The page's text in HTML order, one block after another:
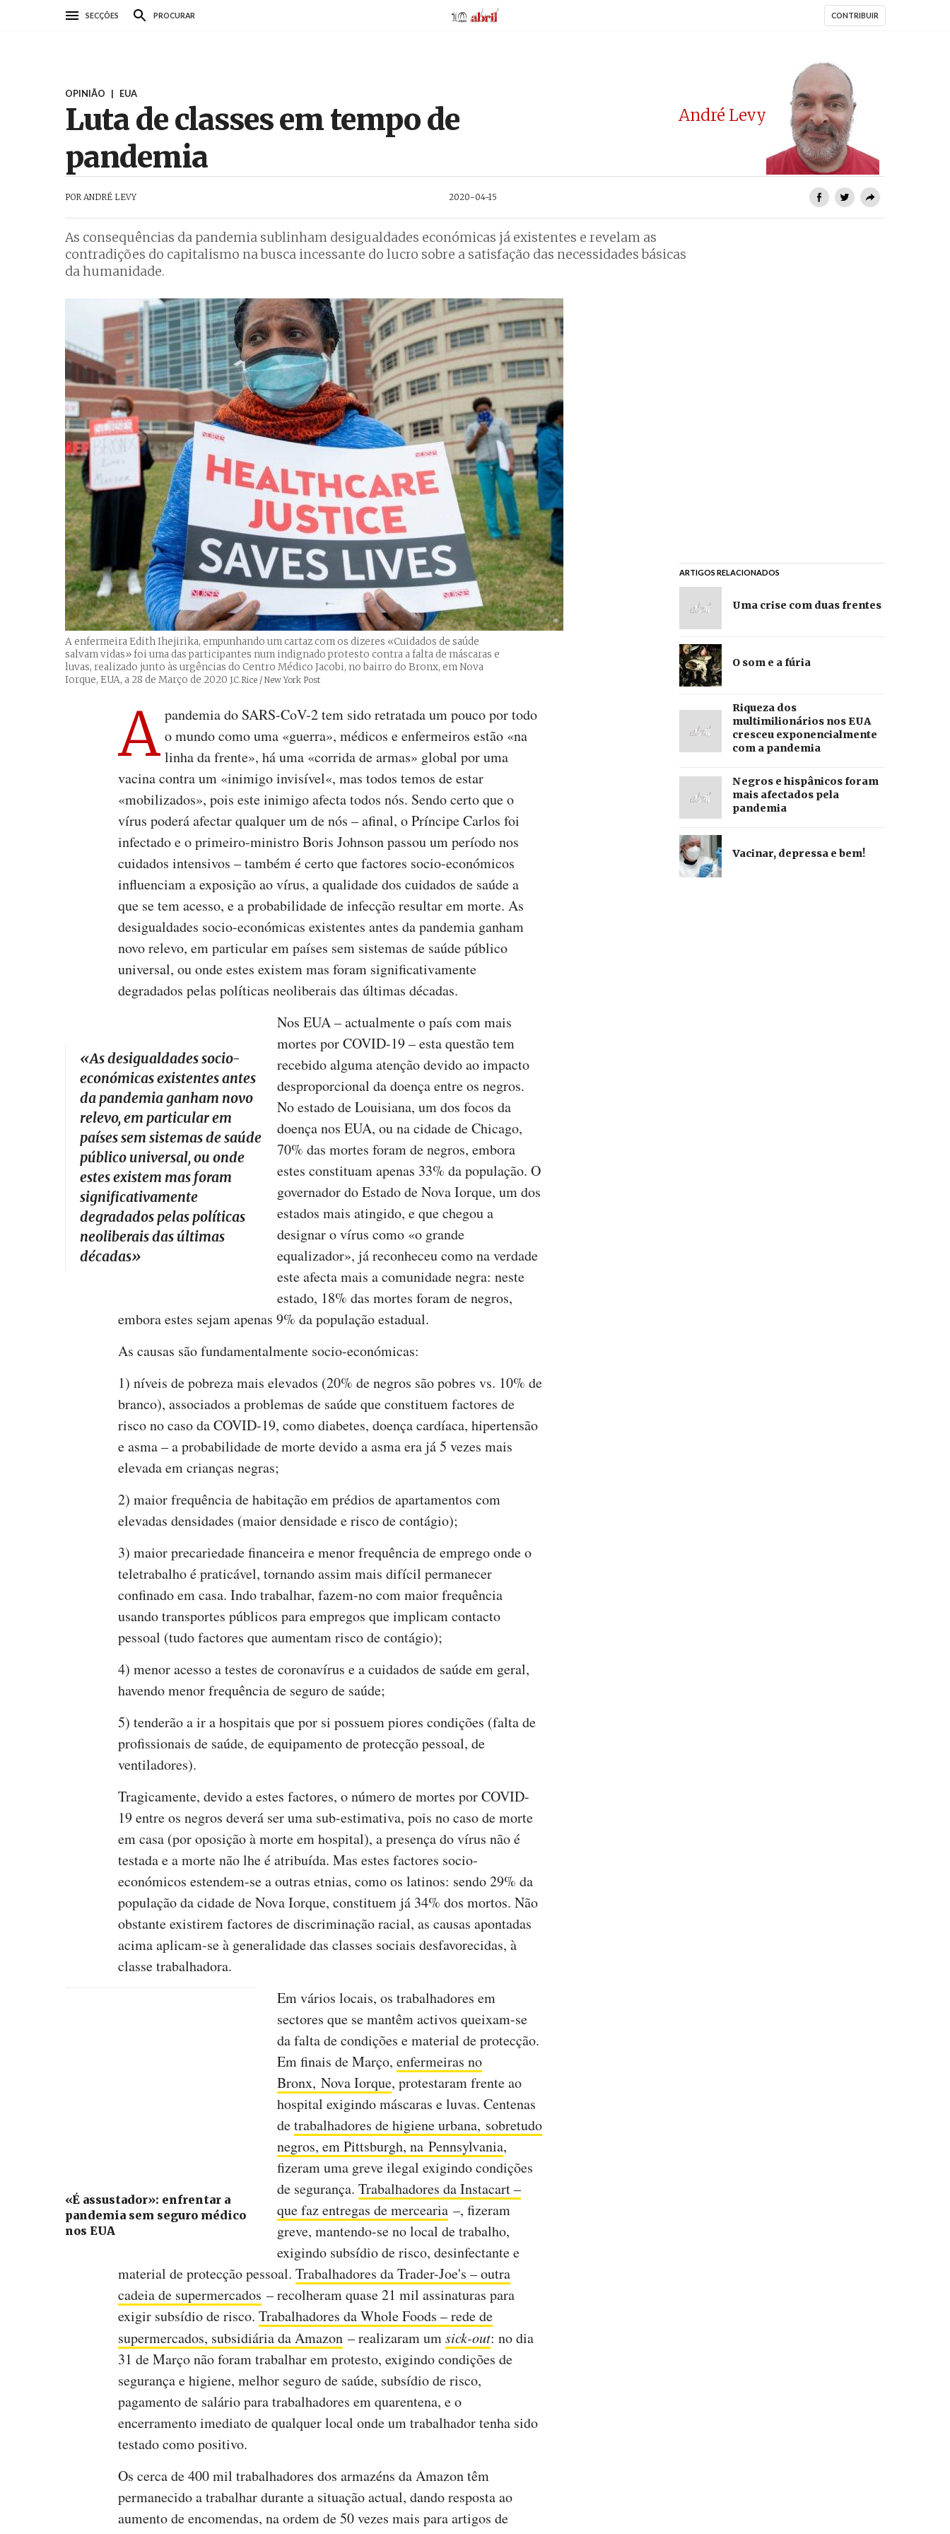
SECÇÕES PROCURAR AbrilAbril CONTRIBUIR
OPINIÃO | EUA
Luta de classes em tempo de
pandemia
André Levy
POR ANDRÉ LEVY 2020-04-15
As consequências da pandemia sublinham desigualdades económicas já existentes e revelam as
contradições do capitalismo na busca incessante do lucro sobre a satisfação das necessidades básicas
da humanidade.
A enfermeira Edith Ihejirika, empunhando um cartaz com os dizeres «Cuidados de saúde
salvam vidas» foi uma das participantes num indignado protesto contra a falta de máscaras e
luvas, realizado junto às urgências do Centro Médico Jacobi, no bairro do Bronx, em Nova
Iorque, EUA, a 28 de Março de 2020 Créditos
J.C.Rice / New York Post
A pandemia do SARS-CoV-2 tem sido retratada um pouco por todo
o mundo como uma «guerra», médicos e enfermeiros estão «na
linha da frente», há uma «corrida de armas» global por uma
vacina contra um «inimigo invisível«, mas todos temos de estar
«mobilizados», pois este inimigo afecta todos nós. Sendo certo que o
vírus poderá afectar qualquer um de nós – afinal, o Príncipe Carlos foi
infectado e o primeiro-ministro Boris Johnson passou um período nos
cuidados intensivos – também é certo que factores socio-económicos
influenciam a exposição ao vírus, a qualidade dos cuidados de saúde a
que se tem acesso, e a probabilidade de infecção resultar em morte. As
desigualdades socio-económicas existentes antes da pandemia ganham
novo relevo, em particular em países sem sistemas de saúde público
universal, ou onde estes existem mas foram significativamente
degradados pelas políticas neoliberais das últimas décadas.
«As desigualdades socio-
económicas existentes antes
da pandemia ganham novo
relevo, em particular em
países sem sistemas de saúde
público universal, ou onde
estes existem mas foram
significativamente
degradados pelas políticas
neoliberais das últimas
décadas»
Nos EUA – actualmente o país com mais
mortes por COVID-19 – esta questão tem
recebido alguma atenção devido ao impacto
desproporcional da doença entre os negros.
No estado de Louisiana, um dos focos da
doença nos EUA, ou na cidade de Chicago,
70% das mortes foram de negros, embora
estes constituam apenas 33% da população. O
governador do Estado de Nova Iorque, um dos
estados mais atingido, e que chegou a
designar o vírus como «o grande
equalizador», já reconheceu como na verdade
este afecta mais a comunidade negra: neste
estado, 18% das mortes foram de negros,
embora estes sejam apenas 9% da população estadual.
As causas são fundamentalmente socio-económicas:
1) níveis de pobreza mais elevados (20% de negros são pobres vs. 10% de
branco), associados a problemas de saúde que constituem factores de
risco no caso da COVID-19, como diabetes, doença cardíaca, hipertensão
e asma – a probabilidade de morte devido a asma era já 5 vezes mais
elevada em crianças negras;
2) maior frequência de habitação em prédios de apartamentos com
elevadas densidades (maior densidade e risco de contágio);
3) maior precariedade financeira e menor frequência de emprego onde o
teletrabalho é praticável, tornando assim mais difícil permanecer
confinado em casa. Indo trabalhar, fazem-no com maior frequência
usando transportes públicos para empregos que implicam contacto
pessoal (tudo factores que aumentam risco de contágio);
4) menor acesso a testes de coronavírus e a cuidados de saúde em geral,
havendo menor frequência de seguro de saúde;
5) tenderão a ir a hospitais que por si possuem piores condições (falta de
profissionais de saúde, de equipamento de protecção pessoal, de
ventiladores).
Tragicamente, devido a estes factores, o número de mortes por COVID-
19 entre os negros deverá ser uma sub-estimativa, pois no caso de morte
em casa (por oposição à morte em hospital), a presença do vírus não é
testada e a morte não lhe é atribuída. Mas estes factores socio-
económicos estendem-se a outras etnias, como os latinos: sendo 29% da
população da cidade de Nova Iorque, constituem já 34% dos mortos. Não
obstante existirem factores de discriminação racial, as causas apontadas
acima aplicam-se à generalidade das classes sociais desfavorecidas, à
classe trabalhadora.
«É assustador»: enfrentar a
pandemia sem seguro médico
nos EUA
Em vários locais, os trabalhadores em
sectores que se mantêm activos queixam-se
da falta de condições e material de protecção.
Em finais de Março, enfermeiras no
Bronx, Nova Iorque, protestaram frente ao
hospital exigindo máscaras e luvas. Centenas
detrabalhadores de higiene urbana, sobretudo
negros, em Pittsburgh, na Pennsylvania,
fizeram uma greve ilegal exigindo condições
de segurança. Trabalhadores da Instacart –
que faz entregas de mercearia –, fizeram
greve, mantendo-se no local de trabalho,
exigindo subsídio de risco, desinfectante e
material de protecção pessoal. Trabalhadores da Trader-Joe's – outra
cadeia de supermercados – recolheram quase 21 mil assinaturas para
exigir subsídio de risco. Trabalhadores da Whole Foods – rede de
supermercados, subsidiária da Amazon – realizaram umsick-out: no dia
31 de Março não foram trabalhar em protesto, exigindo condições de
segurança e higiene, melhor seguro de saúde, subsídio de risco,
pagamento de salário para trabalhadores em quarentena, e o
encerramento imediato de qualquer local onde um trabalhador tenha sido
testado como positivo.
Os cerca de 400 mil trabalhadores dos armazéns da Amazon têm
permanecido a trabalhar durante a situação actual, dando resposta ao
aumento de encomendas, na ordem de 50 vezes mais para artigos de
ARTIGOS RELACIONADOS
Uma crise com duas frentes
O som e a fúria
Riqueza dos
multimilionários nos EUA
cresceu exponencialmente
com a pandemia
Negros e hispânicos foram
mais afectados pela
pandemia
Vacinar, depressa e bem!